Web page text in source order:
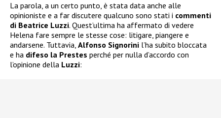
La parola, a un certo punto, è stata data anche alle
opinioniste e a far discutere qualcuno sono stati i commenti
di Beatrice Luzzi. Quest’ultima ha affermato di vedere
Helena fare sempre le stesse cose: litigare, piangere e
andarsene. Tuttavia, Alfonso Signorini l’ha subito bloccata
e ha difeso la Prestes perché per nulla d’accordo con
l’opinione della Luzzi: